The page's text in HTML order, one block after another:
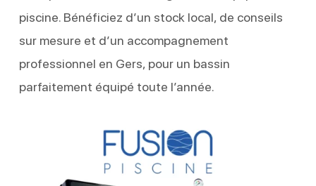
piscine. Bénéficiez d’un stock local, de conseils
sur mesure et d’un accompagnement
professionnel en Gers, pour un bassin
parfaitement équipé toute l’année.